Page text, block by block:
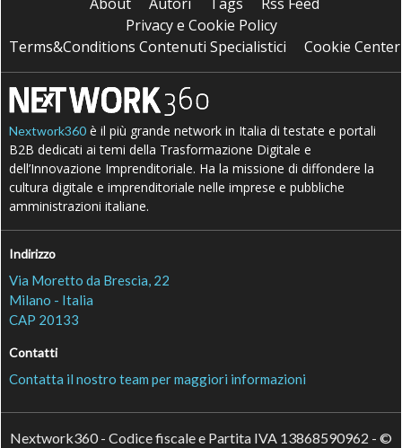
About Autori Tags
Rss Feed
Privacy e Cookie Policy
Terms&Conditions Contenuti Specialistici
Cookie Center
Nextwork360 è il più grande network in Italia di testate e portali
B2B dedicati ai temi della Trasformazione Digitale e
dell’Innovazione Imprenditoriale. Ha la missione di diffondere la
cultura digitale e imprenditoriale nelle imprese e pubbliche
amministrazioni italiane.
Indirizzo
Via Moretto da Brescia, 22
Milano - Italia
CAP 20133
Contatti
Contatta il nostro team per maggiori informazioni
Nextwork360 - Codice fiscale e Partita IVA 13868590962 - ©